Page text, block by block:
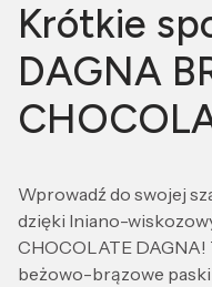
Krótkie
DAGNA
Wprowadź do swojej
dzięki lniano-
CHOCOLATE
beżowo-brązowe paski